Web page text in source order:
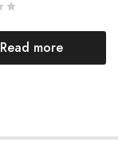
Read more